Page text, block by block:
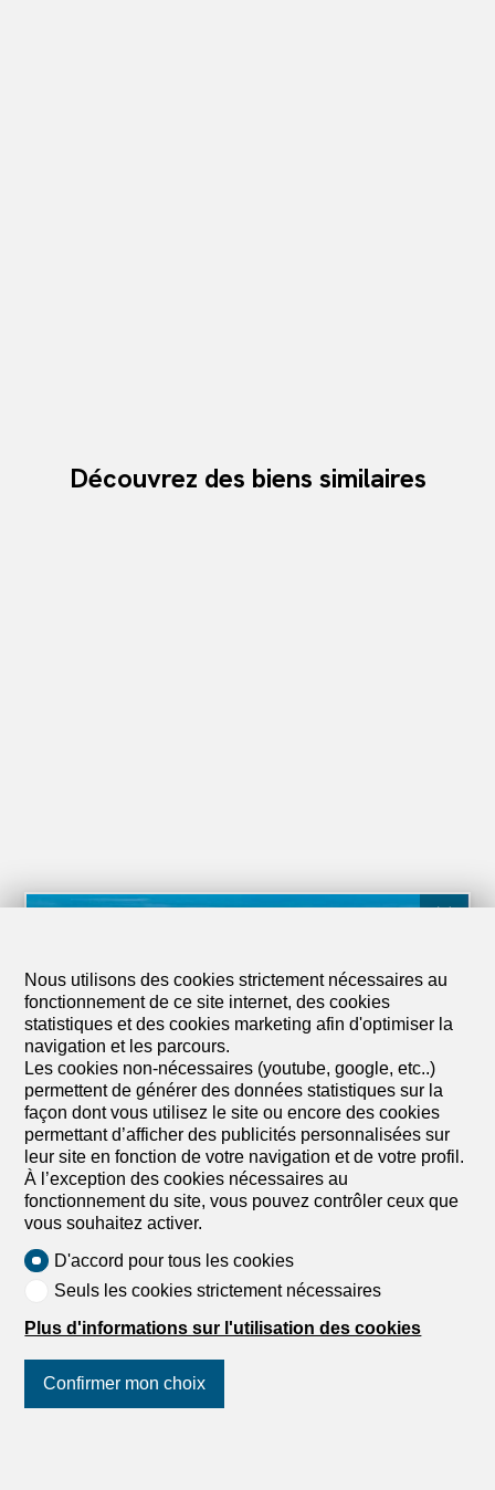
Découvrez des biens similaires
1/15
Maison jumelée par les garages
Maison jumelée par les garages
de 6.5 pièces en vente à
Vésenaz - 278 m²
CHF 3'790'000.-
Nous utilisons des cookies strictement nécessaires au
fonctionnement de ce site internet, des cookies
statistiques et des cookies marketing afin d'optimiser la
navigation et les parcours.
Les cookies non-nécessaires (youtube, google, etc..)
permettent de générer des données statistiques sur la
façon dont vous utilisez le site ou encore des cookies
permettant d’afficher des publicités personnalisées sur
leur site en fonction de votre navigation et de votre profil.
À l’exception des cookies nécessaires au
fonctionnement du site, vous pouvez contrôler ceux que
vous souhaitez activer.
D'accord pour tous les cookies
Seuls les cookies strictement nécessaires
Plus d'informations sur l'utilisation des cookies
Confirmer mon choix